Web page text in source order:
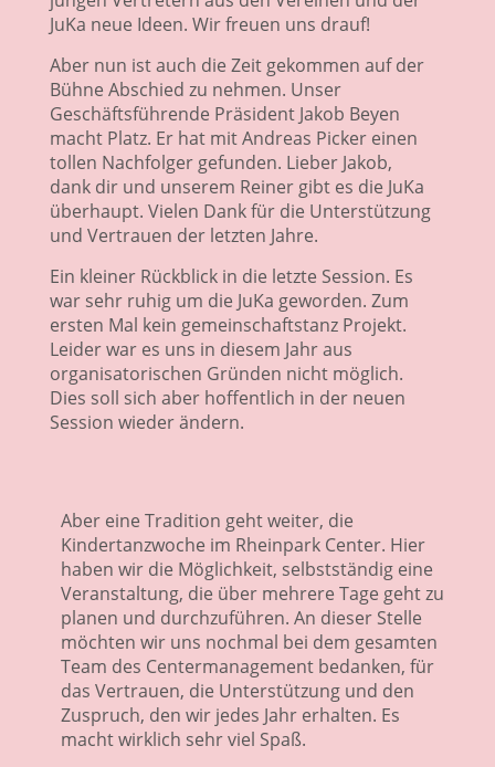
JuKa neue Ideen. Wir freuen uns drauf!
Aber nun ist auch die Zeit gekommen auf der
Bühne Abschied zu nehmen. Unser
Geschäftsführende Präsident Jakob Beyen
macht Platz. Er hat mit Andreas Picker einen
tollen Nachfolger gefunden. Lieber Jakob,
dank dir und unserem Reiner gibt es die JuKa
überhaupt. Vielen Dank für die Unterstützung
und Vertrauen der letzten Jahre.
Ein kleiner Rückblick in die letzte Session. Es
war sehr ruhig um die JuKa geworden. Zum
ersten Mal kein gemeinschaftstanz Projekt.
Leider war es uns in diesem Jahr aus
organisatorischen Gründen nicht möglich.
Dies soll sich aber hoffentlich in der neuen
Session wieder ändern.
Aber eine Tradition geht weiter, die
Kindertanzwoche im Rheinpark Center. Hier
haben wir die Möglichkeit, selbstständig eine
Veranstaltung, die über mehrere Tage geht zu
planen und durchzuführen. An dieser Stelle
möchten wir uns nochmal bei dem gesamten
Team des Centermanagement bedanken, für
das Vertrauen, die Unterstützung und den
Zuspruch, den wir jedes Jahr erhalten. Es
macht wirklich sehr viel Spaß.